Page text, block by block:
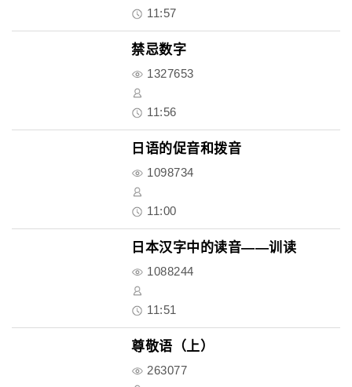
11:57
禁忌数字
1327653
11:56
日语的促音和拨音
1098734
11:00
日本汉字中的读音——训读
1088244
11:51
尊敬语（上）
263077